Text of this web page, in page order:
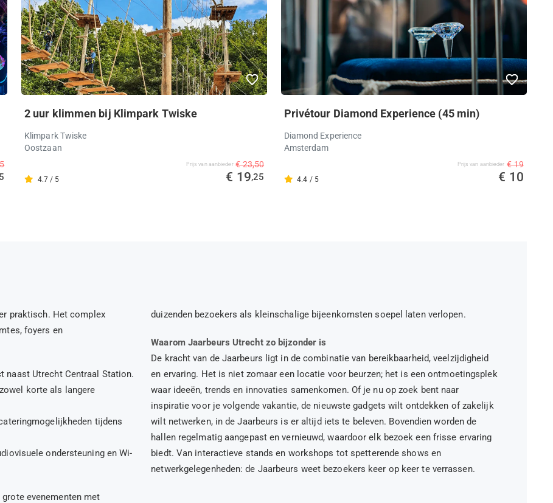
2 uur klimmen bij Klimpark Twiske
Klimpark Twiske
Oostzaan
4.7 / 5
Prijs van aanbieder € 23,50
€ 19,25
Privétour Diamond Experience (45 min)
Diamond Experience
Amsterdam
4.4 / 5
Prijs van aanbieder € 19
€ 10
praktisch. Het complex
foyers en
naast Utrecht Centraal Station.
korte als langere
tijdens
ondersteuning en Wi-
evenementen met
duizenden bezoekers als kleinschalige bijeenkomsten soepel laten verlopen.
Waarom Jaarbeurs Utrecht zo bijzonder is
De kracht van de Jaarbeurs ligt in de combinatie van bereikbaarheid, veelzijdigheid
en ervaring. Het is niet zomaar een locatie voor beurzen; het is een ontmoetingsplek
waar ideeën, trends en innovaties samenkomen. Of je nu op zoek bent naar
inspiratie voor je volgende vakantie, de nieuwste gadgets wilt ontdekken of zakelijk
wilt netwerken, in de Jaarbeurs is er altijd iets te beleven. Bovendien worden de
hallen regelmatig aangepast en vernieuwd, waardoor elk bezoek een frisse ervaring
biedt. Van interactieve stands en workshops tot spetterende shows en
netwerkgelegenheden: de Jaarbeurs weet bezoekers keer op keer te verrassen.